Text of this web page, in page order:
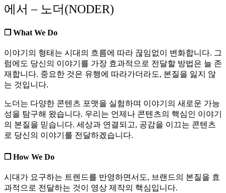
에서 – 노더(NODER)
❐ What We Do
이야기의 형태는 시대의 흐름에 따라 끊임없이 변화합니다. 그
럼에도 당신의 이야기를 가장 효과적으로 전달할 방법은 늘 존
재합니다. 중요한 것은 유행에 따라가더라도, 본질을 잃지 않
는 것입니다.
노더는 다양한 콘텐츠 포맷을 실험하며 이야기의 새로운 가능
성을 탐구해 왔습니다. 우리는 언제나 콘텐츠의 핵심인 이야기
의 본질을 믿습니다. 세상과 연결되고, 공감을 이끄는 콘텐츠
로 당신의 이야기를 전달하겠습니다.
❐ How We Do
시대가 요구하는 트렌드를 반영하면서도, 브랜드의 본질을 효
과적으로 전달하는 것이 영상 제작의 핵심입니다.